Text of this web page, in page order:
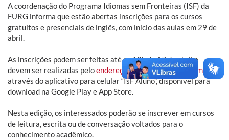
A coordenação do Programa Idiomas sem Fronteiras (ISF) da
FURG informa que estão abertas inscrições para os cursos
gratuitos e presenciais de inglês, com início das aulas em 29 de
abril.
As inscrições podem ser feitas até as 12h de 17 de abril e
devem ser realizadas peloendereço eletrônico do programa ou
através do aplicativo para celular “IsF Aluno”, disponível para
download na Google Play e App Store.
Nesta edição, os interessados poderão se inscrever em cursos
de leitura, escrita ou de conversação voltados para o
conhecimento acadêmico.